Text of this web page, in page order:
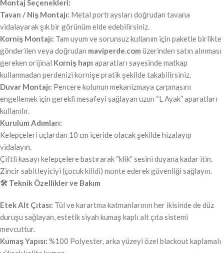
Montaj Seçenekleri:
Tavan / Niş Montajı: Metal portraysları doğrudan tavana
vidalayarak şık bir görünüm elde edebilirsiniz.
Korniş Montajı: Tam uyum ve sorunsuz kullanım için paketle birlikte
gönderilen veya doğrudan maviperde.com üzerinden satın alınması
gereken orijinal Korniş hapı aparatları sayesinde matkap
kullanmadan perdenizi kornişe pratik şekilde takabilirsiniz.
Duvar Montajı: Pencere kolunun mekanizmaya çarpmasını
engellemek için gerekli mesafeyi sağlayan uzun “L Ayak” aparatları
kullanılır.
Kurulum Adımları:
Kelepçeleri uçlardan 10 cm içeride olacak şekilde hizalayıp
vidalayın.
Çiftli kasayı kelepçelere bastırarak “klik” sesini duyana kadar itin.
Zincir sabitleyiciyi (çocuk kilidi) monte ederek güvenliği sağlayın.
🛠️ Teknik Özellikler ve Bakım
Etek Alt Çıtası: Tül ve karartma katmanlarının her ikisinde de düz
duruşu sağlayan, estetik siyah kumaş kaplı alt çıta sistemi
mevcuttur.
Kumaş Yapısı: %100 Polyester, arka yüzeyi özel blackout kaplamalı